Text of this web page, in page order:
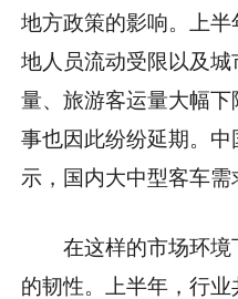
地方政策的影响。上半
地人员流动受限以及
量、旅游客运量大幅
事也因此纷纷延期。
示，国内大中型客车需
在这样的市场环境
的韧性。上半年，行